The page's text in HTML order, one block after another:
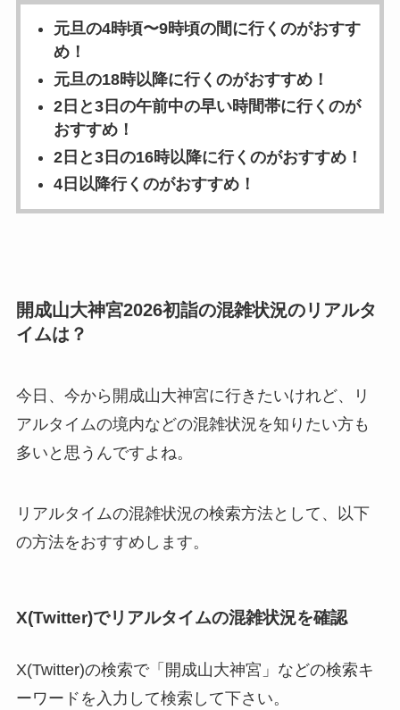
元旦の4時頃〜9時頃の間に行くのがおすす
め！
元旦の18時以降に行くのがおすすめ！
2日と3日の午前中の早い時間帯に行くのが
おすすめ！
2日と3日の16時以降に行くのがおすすめ！
4日以降行くのがおすすめ！
開成山大神宮2026初詣の混雑状況のリアルタ
イムは？
今日、今から開成山大神宮に行きたいけれど、リ
アルタイムの境内などの混雑状況を知りたい方も
多いと思うんですよね。
リアルタイムの混雑状況の検索方法として、以下
の方法をおすすめします。
X(Twitter)でリアルタイムの混雑状況を確認
X(Twitter)の検索で「開成山大神宮」などの検索キ
ーワードを入力して検索して下さい。